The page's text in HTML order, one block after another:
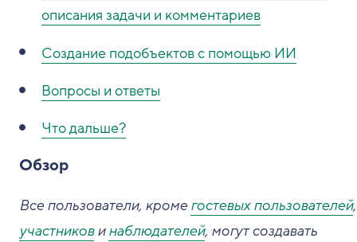
описания задачи и комментариев
Создание подобъектов с помощью ИИ
Вопросы и ответы
Что дальше?
Обзор
Все пользователи, кромегостевых пользователей,
участниковинаблюдателей, могут создавать